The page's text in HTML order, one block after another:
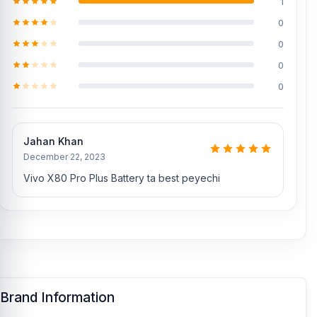
0
0
0
0
Jahan Khan
December 22, 2023
Vivo X80 Pro Plus Battery ta best peyechi
Brand Information